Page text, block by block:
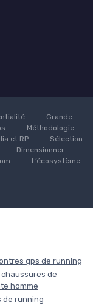
Grande
Méthodologie
et RP
Sélection
Dimensionner
L’écosystème
gps de running
de
homme
de running